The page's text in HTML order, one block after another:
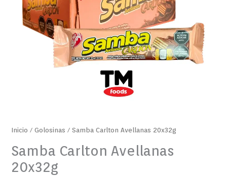
Inicio /Golosinas / Samba Carlton Avellanas 20x32g
Samba Carlton Avellanas
20x32g